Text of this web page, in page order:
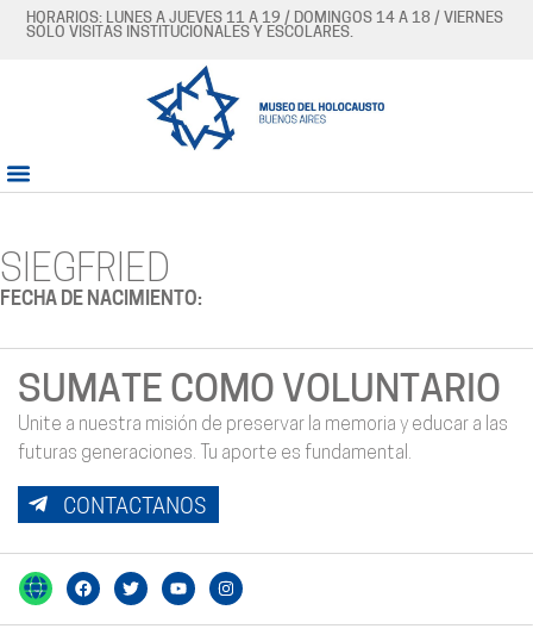
HORARIOS: LUNES A JUEVES 11 A 19 / DOMINGOS 14 A 18 / VIERNES
SÓLO VISITAS INSTITUCIONALES Y ESCOLARES.
SIEGFRIED
FECHA DE NACIMIENTO:
SUMATE COMO VOLUNTARIO
Unite a nuestra misión de preservar la memoria y educar a las
futuras generaciones. Tu aporte es fundamental.
CONTACTANOS